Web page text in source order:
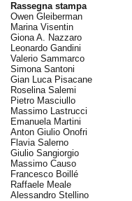
Rassegna stampa
Owen Gleiberman
Marina Visentin
Giona A. Nazzaro
Leonardo Gandini
Valerio Sammarco
Simona Santoni
Gian Luca Pisacane
Roselina Salemi
Pietro Masciullo
Massimo Lastrucci
Emanuela Martini
Anton Giulio Onofri
Flavia Salerno
Giulio Sangiorgio
Massimo Causo
Francesco Boillé
Raffaele Meale
Alessandro Stellino